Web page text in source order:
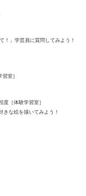
！」学芸員に質問してみよう！
室］
度［体験学習室］
な絵を描いてみよう！